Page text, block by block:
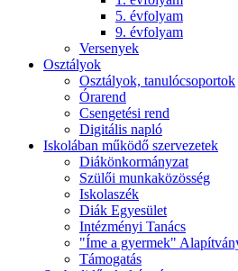
5. évfolyam
9. évfolyam
Versenyek
Osztályok
Osztályok, tanulócsoportok
Órarend
Csengetési rend
Digitális napló
Iskolában működő szervezetek
Diákönkormányzat
Szülői munkaközösség
Iskolaszék
Diák Egyesület
Intézményi Tanács
"Íme a gyermek"
Támogatás